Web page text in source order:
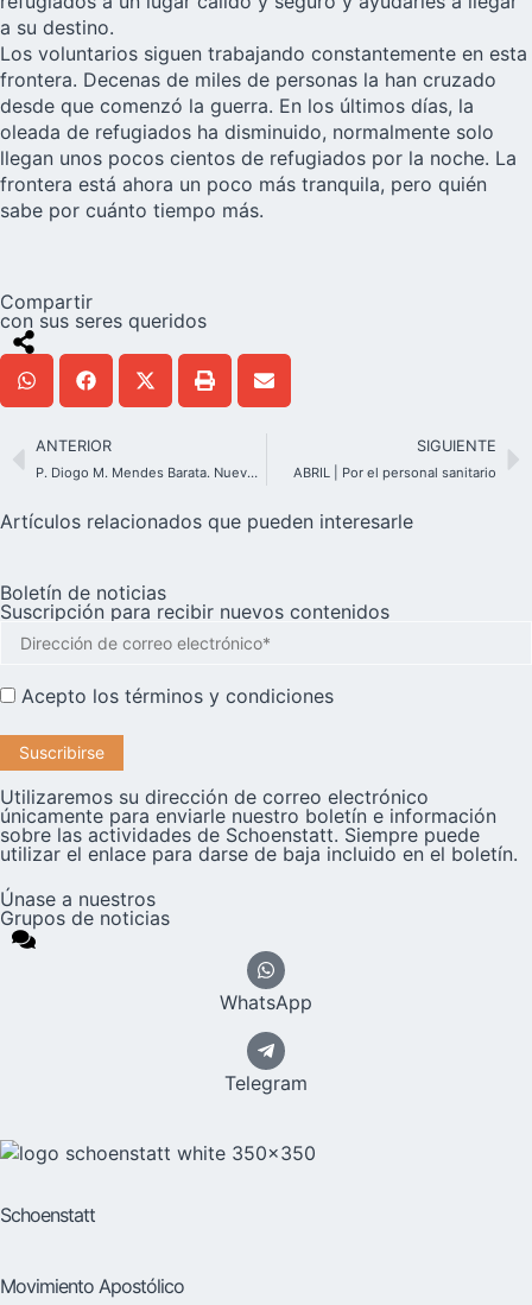
a su destino.
Los voluntarios siguen trabajando constantemente en esta
frontera. Decenas de miles de personas la han cruzado
desde que comenzó la guerra. En los últimos días, la
oleada de refugiados ha disminuido, normalmente solo
llegan unos pocos cientos de refugiados por la noche. La
frontera está ahora un poco más tranquila, pero quién
sabe por cuánto tiempo más.
Compartir
con sus seres queridos
ANTERIOR
P. Diogo M. Mendes Barata. Nuevo Superior Provincia Pentecostés Padres de Schoenstatt “¡Tengo mucha esperanza en los jóvenes!”
SIGUIENTE
ABRIL | Por el personal sanitario
Artículos relacionados que pueden interesarle
Boletín de noticias
Suscripción para recibir nuevos contenidos
Acepto los términos y condiciones
Utilizaremos su dirección de correo electrónico
únicamente para enviarle nuestro boletín e información
sobre las actividades de Schoenstatt. Siempre puede
utilizar el enlace para darse de baja incluido en el boletín.
Únase a nuestros
Grupos de noticias
WhatsApp
Telegram
Schoenstatt
Movimiento Apostólico